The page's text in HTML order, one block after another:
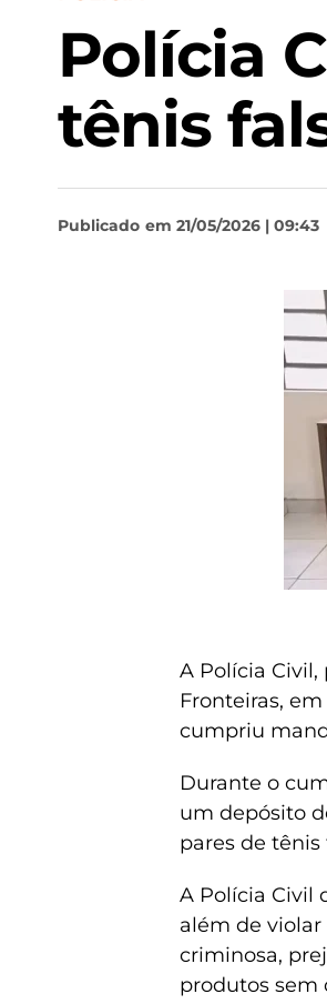
Polícia
tênis
Publicado em 21/05/2026 | 09:43
A Polícia Civil,
Fronteiras,
cumpriu
Durante o
um depósito
pares de tênis
A Polícia Civil
além de
criminosa,
produtos sem